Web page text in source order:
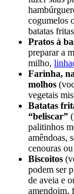
cogumelos
batatas
Pratos à
preparar a
milho,
Farinha,
molhos
vegetais
Batatas
“beliscar”
palitinhos
amêndoas,
cenouras
Biscoitos
podem ser
de aveia e
amendoim,